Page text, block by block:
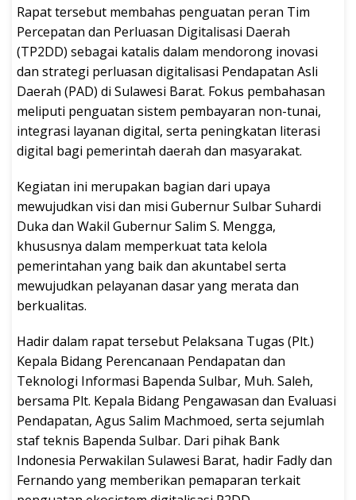
Rapat tersebut membahas penguatan peran Tim
Percepatan dan Perluasan Digitalisasi Daerah
(TP2DD) sebagai katalis dalam mendorong inovasi
dan strategi perluasan digitalisasi Pendapatan Asli
Daerah (PAD) di Sulawesi Barat. Fokus pembahasan
meliputi penguatan sistem pembayaran non-tunai,
integrasi layanan digital, serta peningkatan literasi
digital bagi pemerintah daerah dan masyarakat.
Kegiatan ini merupakan bagian dari upaya
mewujudkan visi dan misi Gubernur Sulbar Suhardi
Duka dan Wakil Gubernur Salim S. Mengga,
khususnya dalam memperkuat tata kelola
pemerintahan yang baik dan akuntabel serta
mewujudkan pelayanan dasar yang merata dan
berkualitas.
Hadir dalam rapat tersebut Pelaksana Tugas (Plt.)
Kepala Bidang Perencanaan Pendapatan dan
Teknologi Informasi Bapenda Sulbar, Muh. Saleh,
bersama Plt. Kepala Bidang Pengawasan dan Evaluasi
Pendapatan, Agus Salim Machmoed, serta sejumlah
staf teknis Bapenda Sulbar. Dari pihak Bank
Indonesia Perwakilan Sulawesi Barat, hadir Fadly dan
Fernando yang memberikan pemaparan terkait